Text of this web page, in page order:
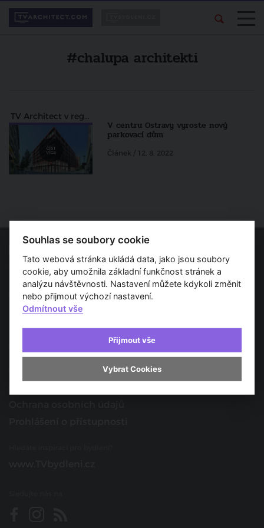
#chalupa architekti
TV Architect v regionech
V centru Ostravy vyroste nový
parkovací dům
Článek / 12. 8. 2022
Spojujeme svět architektury
O nás
Provozovatel
Kontakt
Spolupracujte s námi
Souhlas se soubory cookie
Tato webová stránka ukládá data, jako jsou soubory
cookie, aby umožnila základní funkčnost stránek a
analýzu návštěvnosti. Nastavení můžete kdykoli změnit
nebo přijmout výchozí nastavení.
Odmítnout vše
Přijmout vše
Vybrat Cookies